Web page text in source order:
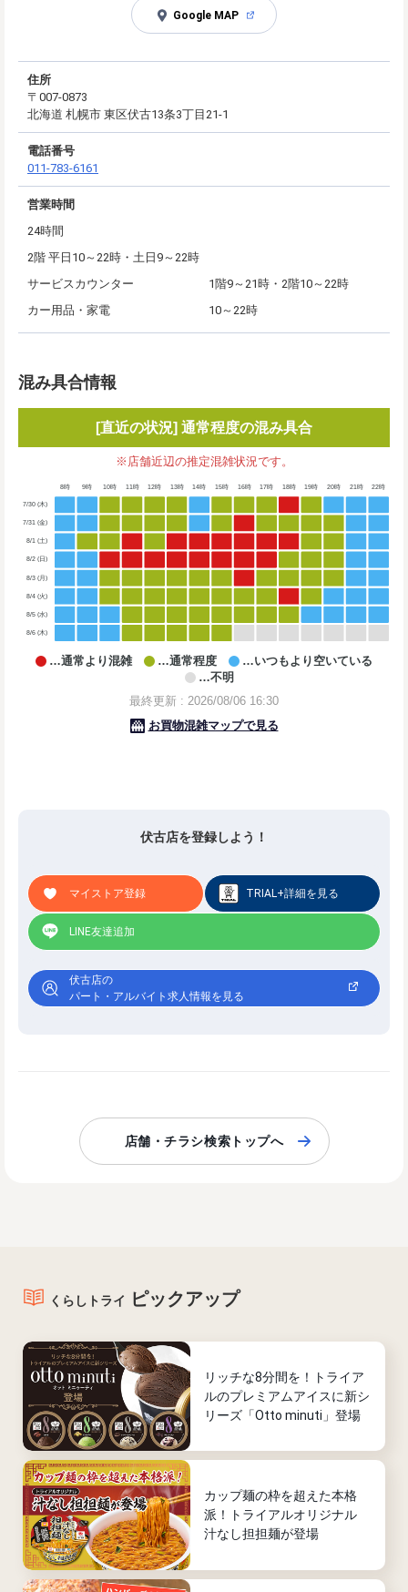
Google MAP
住所
〒007-0873
北海道 札幌市 東区伏古13条3丁目21-1
電話番号
011-783-6161
営業時間
24時間
2階 平日10～22時・土日9～22時
サービスカウンター
1階9～21時・2階10～22時
カー用品・家電
10～22時
混み具合情報
伏古店を登録しよう！
マイストア登録 TRIAL+詳細を見る
LINE友達追加
伏古店の
パート・アルバイト求人情報を見る
店舗・チラシ検索トップへ
くらしトライ ピックアップ
リッチな8分間を！トライア
ルのプレミアムアイスに新シ
リーズ「Otto minuti」登場
カップ麺の枠を超えた本格
派！トライアルオリジナル
汁なし担担麺が登場